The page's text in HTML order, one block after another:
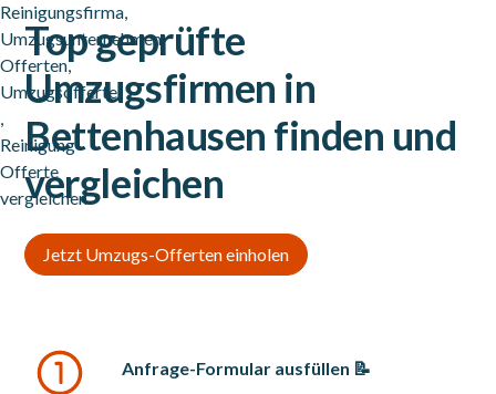
Top geprüfte
Umzugsfirmen in
Bettenhausen finden und
vergleichen
Jetzt Umzugs-Offerten einholen
Anfrage-Formular ausfüllen 📝